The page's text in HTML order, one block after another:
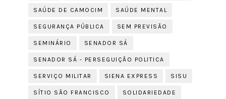
SAÚDE DE CAMOCIM SAÚDE MENTAL
SEGURANÇA PÚBLICA SEM PREVISÃO
SEMINÁRIO SENADOR SÁ
SENADOR SÁ - PERSEGUIÇÃO POLITICA
SERVIÇO MILITAR SIENA EXPRESS SISU
SÍTIO SÃO FRANCISCO SOLIDARIEDADE